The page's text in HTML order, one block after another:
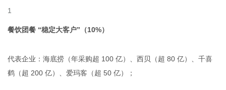
餐饮团餐 “稳定大客户”（10%）
代表企业：海底捞（年采购超 100 亿）、西贝（超 80 亿）、千喜
鹤（超 200 亿）、爱玛客（超 50 亿）；